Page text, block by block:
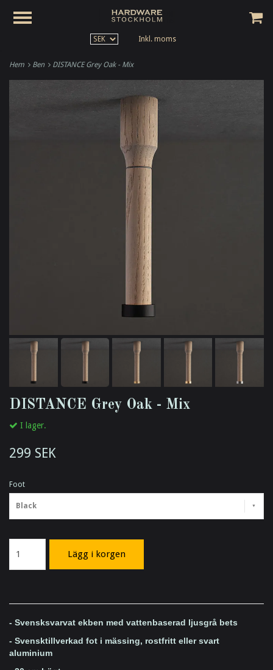
Hem Ben DISTANCE Grey Oak - Mix
DISTANCE Grey Oak - Mix
I lager.
299 SEK
Foot
Black
Lägg i korgen
- Svensksvarvat ekben med vattenbaserad ljusgrå bets
- Svensktillverkad fot i mässing, rostfritt eller svart
aluminium
Inkl. moms